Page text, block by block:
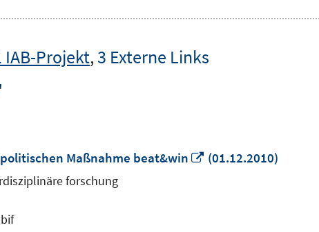
IAB-Projekt,3 Externe Links
Maßnahme beat&win
In
(01.12.2010)
forschung